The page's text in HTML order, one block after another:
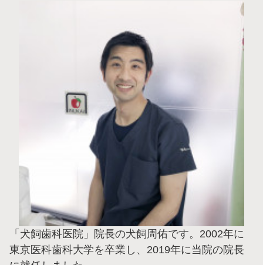
「犬飼歯科医院」院長の犬飼周佑です。2002年に
東京医科歯科大学を卒業し、2019年に当院の院長